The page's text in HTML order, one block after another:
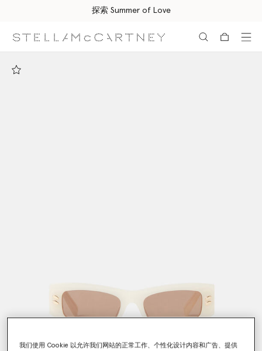
探索 Summer of Love
我们使用 Cookie 以允许我们网站的正常工作、个性化设计内容和广告、提供